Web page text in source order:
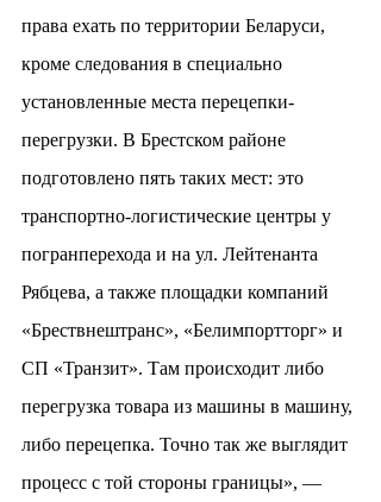
права ехать по территории Беларуси,
кроме следования в специально
установленные места перецепки-
перегрузки. В Брестском районе
подготовлено пять таких мест: это
транспортно-логистические центры у
погранперехода и на ул. Лейтенанта
Рябцева, а также площадки компаний
«Брествнештранс», «Белимпортторг» и
СП «Транзит». Там происходит либо
перегрузка товара из машины в машину,
либо перецепка. Точно так же выглядит
процесс с той стороны границы», —